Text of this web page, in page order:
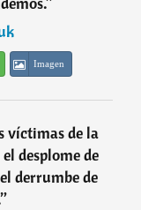
Imagen
víctimas de la
desplome de
derrumbe de
”